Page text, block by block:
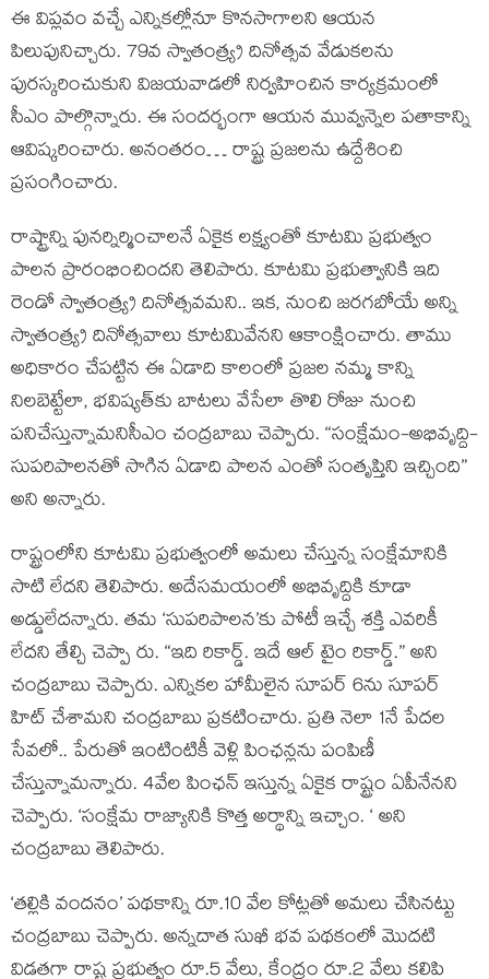
ఈ విప్లవం వ‌చ్చే ఎన్నికల్లోనూ కొన‌సాగాల‌ని ఆయ‌న
పిలుపునిచ్చారు. 79వ స్వాతంత్య్ర దినోత్స‌వ వేడుక‌ల‌ను
పుర‌స్క‌రించుకుని విజ‌య‌వాడ‌లో నిర్వ‌హించిన కార్య‌క్ర‌మంలో
సీఎం పాల్గొన్నారు. ఈ సంద‌ర్భంగా ఆయ‌న మువ్వ‌న్నెల ప‌తాకాన్ని
ఆవిష్క‌రించారు. అనంత‌రం… రాష్ట్ర ప్ర‌జ‌ల‌ను ఉద్దేశించి
ప్ర‌సంగించారు.
రాష్ట్రాన్ని పునర్నిర్మించాలనే ఏకైక లక్ష్యంతో కూట‌మి ప్ర‌భుత్వం
పాలన ప్రారంభించింద‌ని తెలిపారు. కూట‌మి ప్ర‌భుత్వానికి ఇది
రెండో స్వాతంత్య్ర దినోత్స‌వ‌మ‌ని.. ఇక‌, నుంచి జ‌ర‌గ‌బోయే అన్ని
స్వాతంత్య్ర దినోత్స‌వాలు కూట‌మివేన‌ని ఆకాంక్షించారు. తాము
అధికారం చేపట్టిన ఈ ఏడాది కాలంలో ప్రజల నమ్మ కాన్ని
నిలబెట్టేలా, భవిష్యత్‌కు బాటలు వేసేలా తొలి రోజు నుంచి
పనిచేస్తున్నామ‌నిసీఎం చంద్ర‌బాబు చెప్పారు. “సంక్షేమం-అభివృద్ది-
సుపరిపాలనతో సాగిన ఏడాది పాలన ఎంతో సంతృప్తిని ఇచ్చింది”
అని అన్నారు.
రాష్ట్రంలోని కూటమి ప్రభుత్వంలో అమ‌లు చేస్తున్న సంక్షేమానికి
సాటి లేదని తెలిపారు. అదేస‌మయంలో అభివృద్దికి కూడా
అడ్డులేదన్నారు. త‌మ ‘సుపరిపాలన’కు పోటీ ఇచ్చే శ‌క్తి ఎవ‌రికీ
లేద‌ని తేల్చి చెప్పా రు. “ఇది రికార్డ్. ఇదే ఆల్ టైం రికార్డ్.” అని
చంద్ర‌బాబు చెప్పారు. ఎన్నికల హామీలైన‌ సూపర్ 6ను సూపర్
హిట్ చేశామ‌ని చంద్ర‌బాబు ప్ర‌క‌టించారు. ప్ర‌తి నెలా 1నే పేదల
సేవలో.. పేరుతో ఇంటింటికీ వెళ్లి పింఛ‌న్ల‌ను పంపిణీ
చేస్తున్నామ‌న్నారు. 4వేల పింఛ‌న్ ఇస్తున్న ఏకైక రాష్ట్రం ఏపీనేన‌ని
చెప్పారు. ‘సంక్షేమ రాజ్యానికి కొత్త అర్థాన్ని ఇచ్చాం. ‘ అని
చంద్ర‌బాబు తెలిపారు.
‘తల్లికి వందనం’ పథకాన్ని రూ.10 వేల కోట్లతో అమ‌లు చేసిన‌ట్టు
చంద్ర‌బాబు చెప్పారు. అన్నదాత సుఖీ భవ పథకంలో మొదటి
విడతగా రాష్ట్ర ప్రభుత్వం రూ.5 వేలు, కేంద్రం రూ.2 వేలు కలిపి